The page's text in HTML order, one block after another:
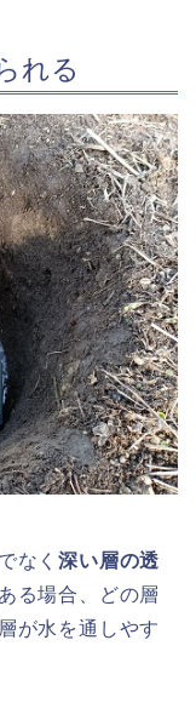
れる
なく深い層の透
る場合、どの層
が水を通しやす